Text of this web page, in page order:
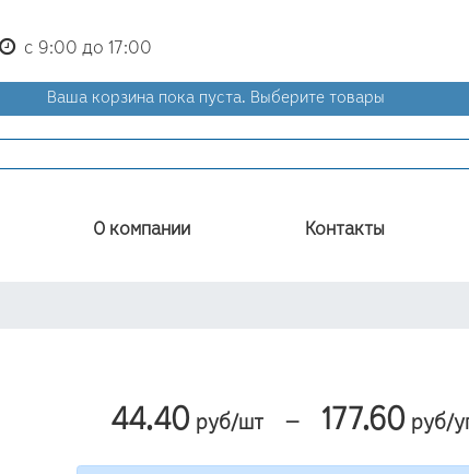
с 9:00 до 17:00
Ваша корзина пока пуста. Выберите товары
О компании Контакты
44.40 руб/шт — 177.60 руб/